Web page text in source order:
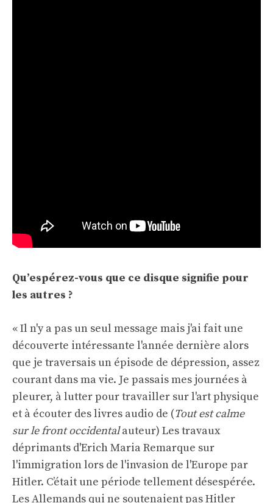
Qu’espérez-vous que ce disque signifie pour
les autres ?
« Il n'y a pas un seul message mais j'ai fait une
découverte intéressante l'année dernière alors
que je traversais un épisode de dépression, assez
courant dans ma vie. Je passais mes journées à
pleurer, à lutter pour travailler sur l'art physique
et à écouter des livres audio de (Tout est calme
sur le front occidentalauteur) Les travaux
déprimants d'Erich Maria Remarque sur
l'immigration lors de l'invasion de l'Europe par
Hitler. C’était une période tellement désespérée.
Les Allemands qui ne soutenaient pas Hitler